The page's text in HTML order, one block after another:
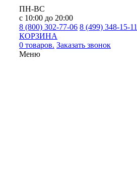
ПН-ВС
с 10:00 до 20:00
8 (800) 302-77-06 8 (499) 348-15-11
КОРЗИНА
0 товаров. Заказать звонок
Меню